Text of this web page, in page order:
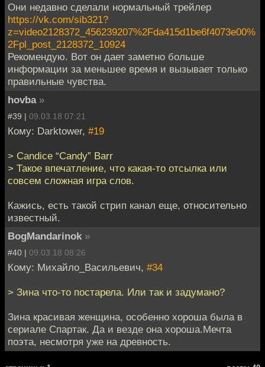
Они недавно сделали нормальный трейлер
https://vk.com/sib321?
z=video2128372_456239207%2Fda415d1be6f4073e00%
2Fpl_post_2128372_10924
Рекомендую. Вот он дает заметно больше
информации за меньшее время и вызывает только
правильные чувства.
hovba »
#39 | 09.03.18 07:21
Кому: Darktower, #19
> Candice “Candy” Barr
> Такое впечатление, что какая-то отсылка или
совсем сложная игра слов.
Кажись, есть такой стрип канал еще, относительно
известный.
BogMandarinok »
#40 | 09.03.18 08:26
Кому: Михайло_Васильевич, #34
> Зина что-то постарела. Или так и задумано?
Зина красивая женщина, особенно хороша была в
сериале Спартак. Да и везде она хороша.Мечта
поэта, несмотря уже на древность.